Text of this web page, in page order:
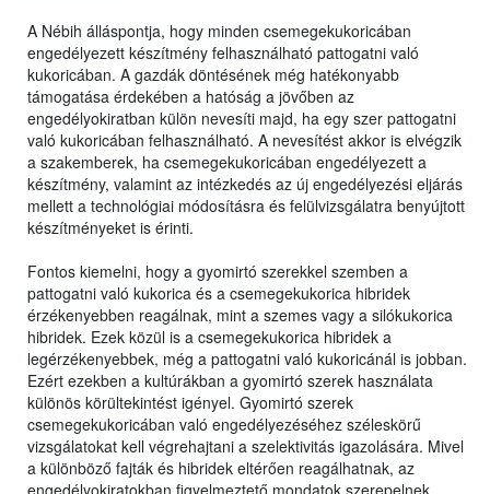
A Nébih álláspontja, hogy minden csemegekukoricában
engedélyezett készítmény felhasználható pattogatni való
kukoricában. A gazdák döntésének még hatékonyabb
támogatása érdekében a hatóság a jövőben az
engedélyokiratban külön nevesíti majd, ha egy szer pattogatni
való kukoricában felhasználható. A nevesítést akkor is elvégzik
a szakemberek, ha csemegekukoricában engedélyezett a
készítmény, valamint az intézkedés az új engedélyezési eljárás
mellett a technológiai módosításra és felülvizsgálatra benyújtott
készítményeket is érinti.
Fontos kiemelni, hogy a gyomirtó szerekkel szemben a
pattogatni való kukorica és a csemegekukorica hibridek
érzékenyebben reagálnak, mint a szemes vagy a silókukorica
hibridek. Ezek közül is a csemegekukorica hibridek a
legérzékenyebbek, még a pattogatni való kukoricánál is jobban.
Ezért ezekben a kultúrákban a gyomirtó szerek használata
különös körültekintést igényel. Gyomirtó szerek
csemegekukoricában való engedélyezéséhez széleskörű
vizsgálatokat kell végrehajtani a szelektivitás igazolására. Mivel
a különböző fajták és hibridek eltérően reagálhatnak, az